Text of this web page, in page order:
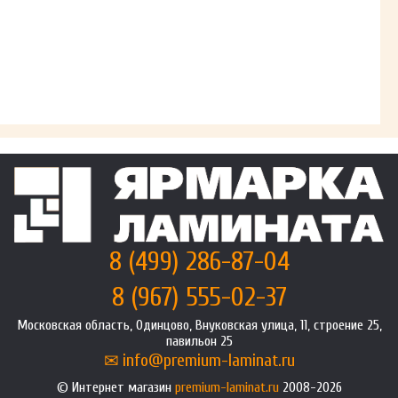
8 (499) 286-87-04
8 (967) 555-02-37
Московская область, Одинцово, Внуковская улица, 11, строение 25,
павильон 25
info@premium-laminat.ru
Интернет магазин premium-laminat.ru2008-2026